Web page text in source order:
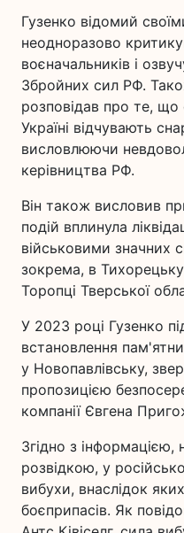
Гузенко відомий
неодноразово
воєначальників і
Збройних сил РФ.
розповідав про те, що
Україні відчувають
висловлюючи
керівництва РФ.
Він також висловив
подій вплинула
військовими значних
зокрема, в
Торопці Тверської
У 2023 році Гузенко
встановлення
у Новопавлівську,
пропозицією
компанії Євгена
Згідно з
розвідкою, у
вибухи, внаслідок
боєприпасів. Як